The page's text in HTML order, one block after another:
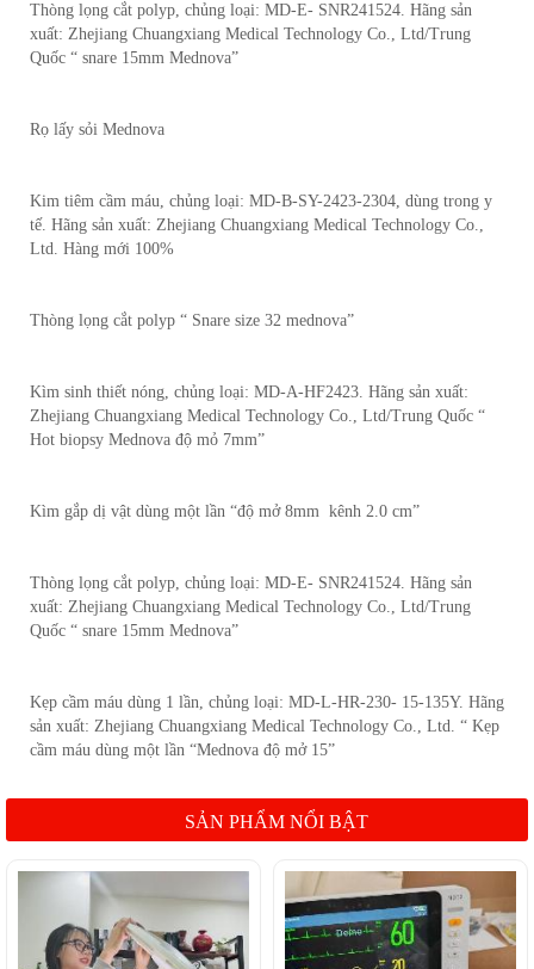
Thòng lọng cắt polyp, chủng loại: MD-E- SNR241524. Hãng sản
xuất: Zhejiang Chuangxiang Medical Technology Co., Ltd/Trung
Quốc “ snare 15mm Mednova”
Rọ lấy sỏi Mednova
Kim tiêm cầm máu, chủng loại: MD-B-SY-2423-2304, dùng trong y
tế. Hãng sản xuất: Zhejiang Chuangxiang Medical Technology Co.,
Ltd. Hàng mới 100%
Thòng lọng cắt polyp “ Snare size 32 mednova”
Kìm sinh thiết nóng, chủng loại: MD-A-HF2423. Hãng sản xuất:
Zhejiang Chuangxiang Medical Technology Co., Ltd/Trung Quốc “
Hot biopsy Mednova độ mỏ 7mm”
Kìm gắp dị vật dùng một lần “độ mở 8mm kênh 2.0 cm”
Thòng lọng cắt polyp, chủng loại: MD-E- SNR241524. Hãng sản
xuất: Zhejiang Chuangxiang Medical Technology Co., Ltd/Trung
Quốc “ snare 15mm Mednova”
Kẹp cầm máu dùng 1 lần, chủng loại: MD-L-HR-230- 15-135Y. Hãng
sản xuất: Zhejiang Chuangxiang Medical Technology Co., Ltd. “ Kẹp
cầm máu dùng một lần “Mednova độ mở 15”
SẢN PHẨM NỔI BẬT